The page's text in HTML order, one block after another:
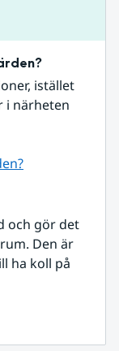
istället
i närheten
och gör det
Den är
ha koll på